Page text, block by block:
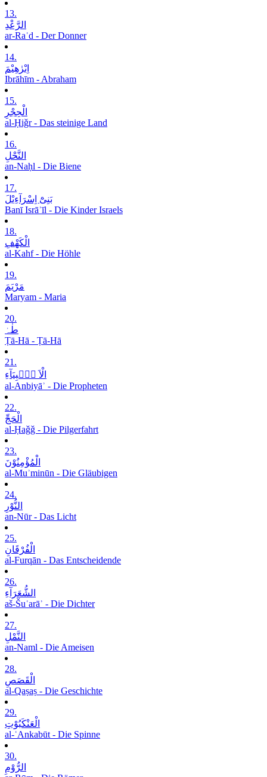
13.
الرَّعْدِ
ar-Raʿd - Der Donner
14.
اِبْرٰھِیْمَ
Ibrāhīm - Abraham
15.
الْحِجْرِ
al-Ḥiǧr - Das steinige Land
16.
النَّحْلِ
an-Naḥl - Die Biene
17.
بَنِیْٓ اِسْرَآءِیْلَ
Banī Isrāʾīl - Die Kinder Israels
18.
الْکَھْفِ
al-Kahf - Die Höhle
19.
مَرْیَمَ
Maryam - Maria
20.
طٰہٰ
Ṭā-Hā - Ṭā-Hā
21.
الْاَ نۡۢبِیَآءِ
al-Anbiyāʾ - Die Propheten
22.
الْحَجِّ
al-Ḥaǧǧ - Die Pilgerfahrt
23.
الْمُؤْمِنُوْنَ
al-Muʾminūn - Die Gläubigen
24.
النُّوْرِ
an-Nūr - Das Licht
25.
الْفُرْقَانِ
al-Furqān - Das Entscheidende
26.
الشُّعَرَآءِ
aš-Šuʿarāʾ - Die Dichter
27.
النَّمْلِ
an-Naml - Die Ameisen
28.
الْقَصَصِ
al-Qaṣaṣ - Die Geschichte
29.
الْعَنْکَبُوْتِ
al-ʿAnkabūt - Die Spinne
30.
الرُّوْمِ